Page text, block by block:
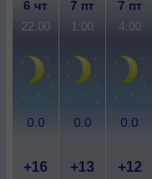
6 чт 7 пт 7 пт
22:00 1:00 4:00
0.0 0.0 0.0
+16 +13 +12